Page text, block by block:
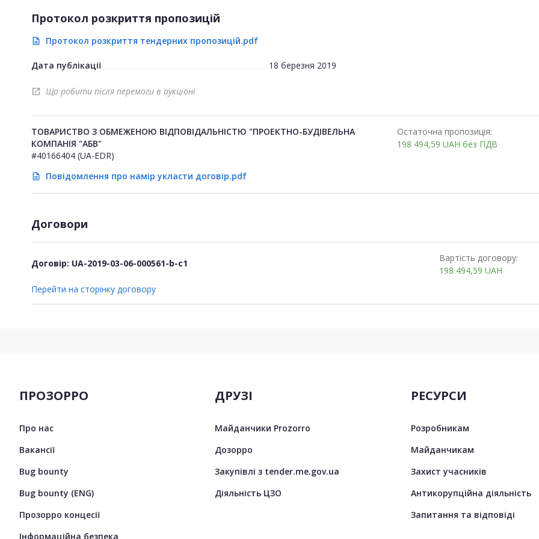
Протокол розкриття пропозицій
description Протокол розкриття тендерних пропозицій.pdf
Дата публікації 18 березня 2019
open_in_new Що робити після перемоги в аукціоні
ТОВАРИСТВО З ОБМЕЖЕНОЮ ВІДПОВІДАЛЬНІСТЮ "ПРОЕКТНО-БУДІВЕЛЬНА
КОМПАНІЯ "АБВ"
#40166404 (UA-EDR)
description Повідомлення про намір укласти договір.pdf
Остаточна пропозиція:
198 494,59 UAH без ПДВ
Договори
Договір: UA-2019-03-06-000561-b-c1
Вартість договору:
198 494,59 UAH
Перейти на сторінку договору
ПРОЗОРРО
Про нас
Вакансії
Bug bounty
Bug bounty (ENG)
Прозорро концесії
Інформаційна безпека
ДРУЗІ
Майданчики Prozorro
Дозорро
Закупівлі з tender.me.gov.ua
Діяльність ЦЗО
РЕСУРСИ
Розробникам
Майданчикам
Захист учасників
Антикорупційна діяльність
Запитання та відповіді